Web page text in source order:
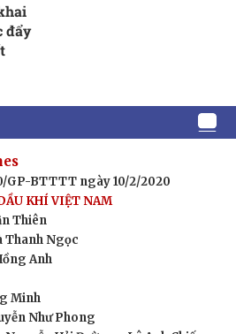
đẩy
GP-BTTTT ngày 10/2/2020
KHÍ VIỆT NAM
Thiên
Thanh Ngọc
Anh
Minh
Như Phong